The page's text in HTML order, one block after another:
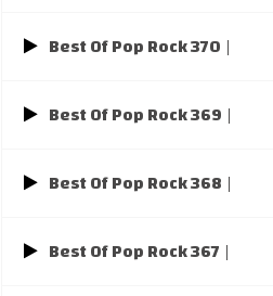
Best Of Pop Rock 370 |
Best Of Pop Rock 369 |
Best Of Pop Rock 368 |
Best Of Pop Rock 367 |